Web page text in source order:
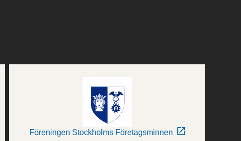
Föreningen Stockholms Företagsminnen